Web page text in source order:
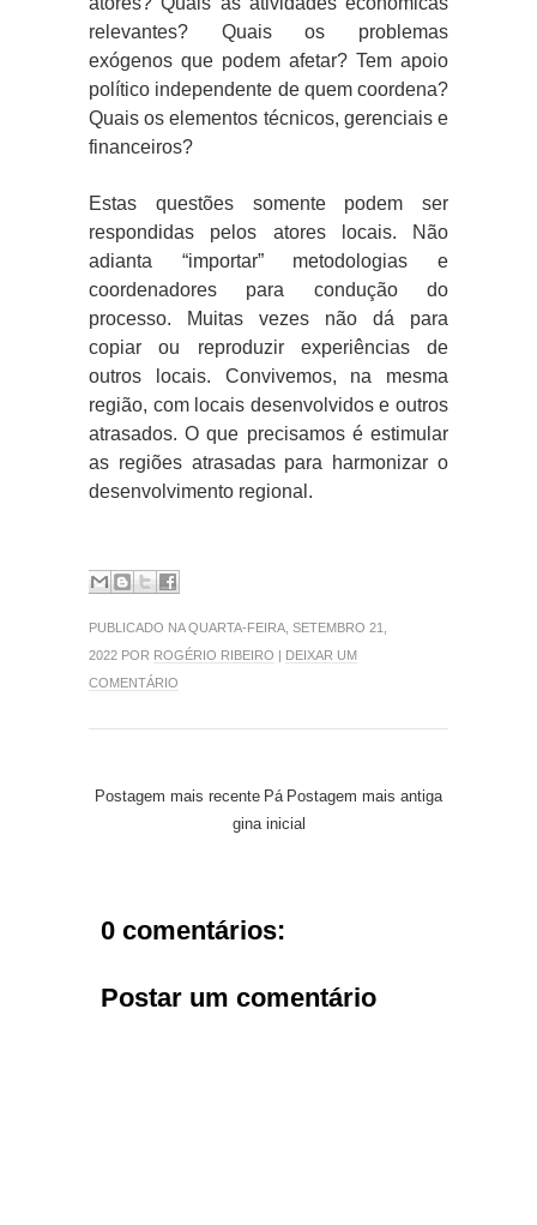
relevantes? Quais os problemas
exógenos que podem afetar? Tem apoio
político independente de quem coordena?
Quais os elementos técnicos, gerenciais e
financeiros?
Estas questões somente podem ser
respondidas pelos atores locais. Não
adianta “importar” metodologias e
coordenadores para condução do
processo. Muitas vezes não dá para
copiar ou reproduzir experiências de
outros locais. Convivemos, na mesma
região, com locais desenvolvidos e outros
atrasados. O que precisamos é estimular
as regiões atrasadas para harmonizar o
desenvolvimento regional.
PUBLICADO NA QUARTA-FEIRA, SETEMBRO 21,
2022 POR ROGÉRIO RIBEIRO | DEIXAR UM
COMENTÁRIO
Postagem mais recente Postagem mais antiga
Pá
gina inicial
0 comentários:
Postar um comentário